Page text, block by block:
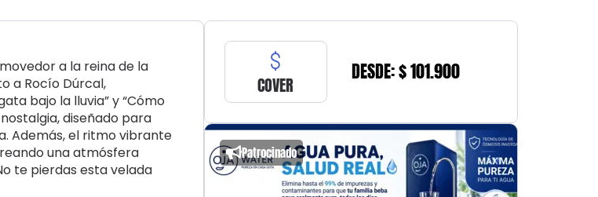
a la reina de la
a Rocío Dúrcal,
bajo la lluvia” y “Cómo
diseñado para
Además, el ritmo vibrante
una atmósfera
te pierdas esta velada
COVER
DESDE: $ 101.900
Patrocinado